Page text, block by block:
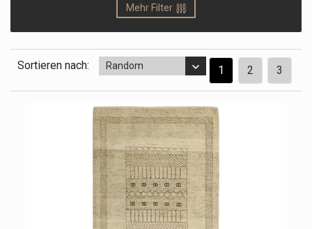
Mehr Filter
Sortieren nach: Random 1 2 3